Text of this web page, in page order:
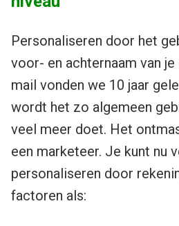
Personaliseren door het
voor- en achternaam van
mail vonden we 10 jaar
wordt het zo algemeen
veel meer doet. Het
een marketeer. Je kunt nu
personaliseren door
factoren als: